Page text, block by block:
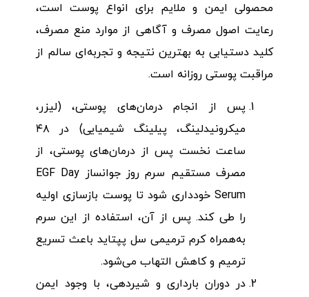
محصولی ایمن و ملایم برای انواع پوست است،
رعایت اصول مصرف و آگاهی از موارد منع مصرف،
کلید دستیابی به بهترین نتیجه و تجربه‌ای سالم از
مراقبت پوستی روزانه است.
پس از انجام درمان‌های پوستی، (لیزر،
میکرونیدلینگ، پیلینگ شیمیایی) در ۴۸
ساعت نخست پس از درمان‌های پوستی، از
مصرف مستقیم سرم روز جوانساز EGF Day
Serum خودداری شود تا پوست بازسازی اولیه
را طی کند. پس از آن، استفاده از این سرم
به‌همراه کرم ترمیمی سل پپتاید باعث تسریع
ترمیم و کاهش التهاب می‌شود.
در دوران بارداری و شیردهی، با وجود ایمن